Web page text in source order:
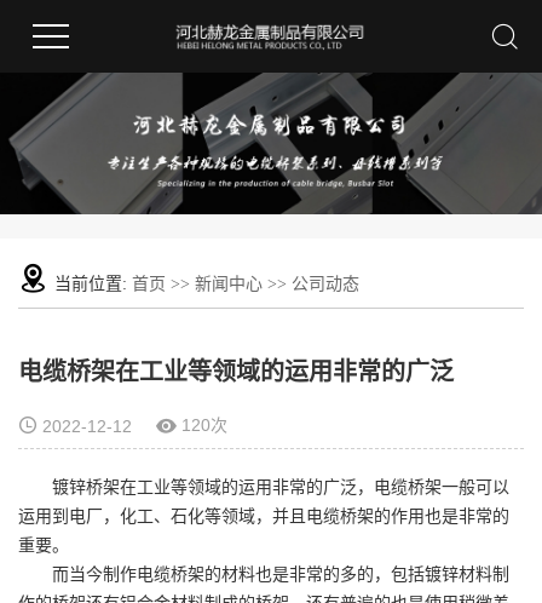
当前位置: 首页 >> 新闻中心 >> 公司动态
电缆桥架在工业等领域的运用非常的广泛
2022-12-12 120次
镀锌桥架在工业等领域的运用非常的广泛，电缆桥架一般可以
运用到电厂，化工、石化等领域，并且电缆桥架的作用也是非常的
重要。
而当今制作电缆桥架的材料也是非常的多的，包括镀锌材料制